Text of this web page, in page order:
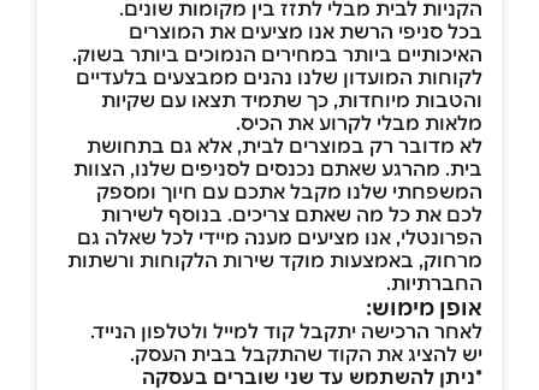
הקניות לבית מבלי לתזז בין מקומות שונים.
בכל סניפי הרשת אנו מציעים את המוצרים
האיכותיים ביותר במחירים הנמוכים ביותר בשוק.
לקוחות המועדון שלנו נהנים ממבצעים בלעדיים
והטבות מיוחדות, כך שתמיד תצאו עם שקיות
מלאות מבלי לקרוע את הכיס.
לא מדובר רק במוצרים לבית, אלא גם בתחושת
בית. מהרגע שאתם נכנסים לסניפים שלנו, הצוות
המשפחתי שלנו מקבל אתכם עם חיוך ומספק
לכם את כל מה שאתם צריכים. בנוסף לשירות
הפרונטלי, אנו מציעים מענה מיידי לכל שאלה גם
מרחוק, באמצעות מוקד שירות הלקוחות ורשתות
החברתיות.
אופן מימוש:
לאחר הרכישה יתקבל קוד למייל ולטלפון הנייד.
יש להציג את הקוד שהתקבל בבית העסק.
*ניתן להשתמש עד שני שוברים בעסקה